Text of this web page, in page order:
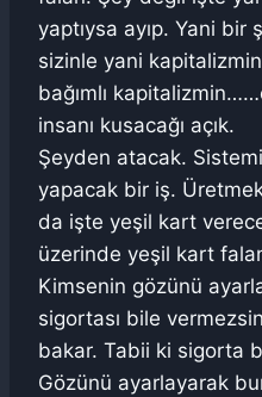
yaptıysa ayıp. Yani bir
sizinle yani
bağımlı
insanı kusacağı açık.
Şeyden atacak.
yapacak bir iş.
da işte yeşil kart
üzerinde yeşil kart
Kimsenin gözünü
sigortası bile
bakar. Tabii ki sigorta
Gözünü ayarlayarak